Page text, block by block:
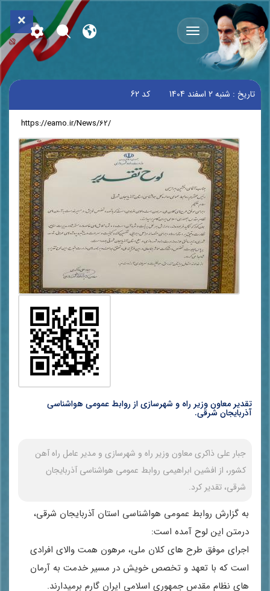
×
تاریخ : شنبه 2 اسفند 1404 کد 62
تقدیر معاون وزیر راه و شهرسازی از روابط عمومی هواشناسی
آذربایجان شرقی.
جبار علی ذاکری معاون وزیر راه و شهرسازی و مدیر عامل راه آهن
کشور، از افشین ابراهیمی روابط عمومی هواشناسی آذربایجان
شرقی، تقدیر کرد.
به گزارش روابط عمومی هواشناسی استان آذربایجان شرقی،
درمتن این لوح آمده است:
اجرای موفق طرح های کلان ملی، مرهون همت والای افرادی
است که با تعهد و تخصص خویش در مسیر خدمت به آرمان
های نظام مقدس جمهوری اسلامی ایران گارم برمیدارند.